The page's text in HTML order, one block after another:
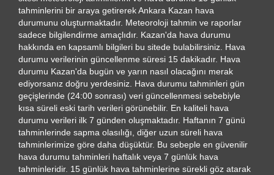
tahminlerini bir araya getirerek Ankara Kazan hava
durumunu oluşturmaktadır. Meteoroloji tahmin ve raporlar
sadece bilgilendirme amaçlıdır. Kazan'da hava durumu
hakkında en kapsamlı bilgileri bu sitede bulabilirsiniz. Hava
durumu verilerinin güncellenme süresi 15 dakikadır. Hava
durumu Kazan'da bugün ve yarın nasıl olacağını merak
ediyorsanız doğru yerdesiniz. Hava durumu tahminleri gün
geçişlerinde (24:00 sonrası) veri güncellenmesi sebebiyle
kısa süreli eski tarih verileri görünebilir. En kaliteli hava
durumu verileri ilk 7 günden oluşmaktadır. Haftanın 7 günü
tahminlerinde sapma olasılığı, diğer uzun süreli hava
tahminlerimize göre daha düşüktür. Bu sebeple en güvenilir
hava durumu tahminleri haftalık veya 7 günlük hava
tahminleridir. 15 günlük hava tahminlerine sürekli göz atarak